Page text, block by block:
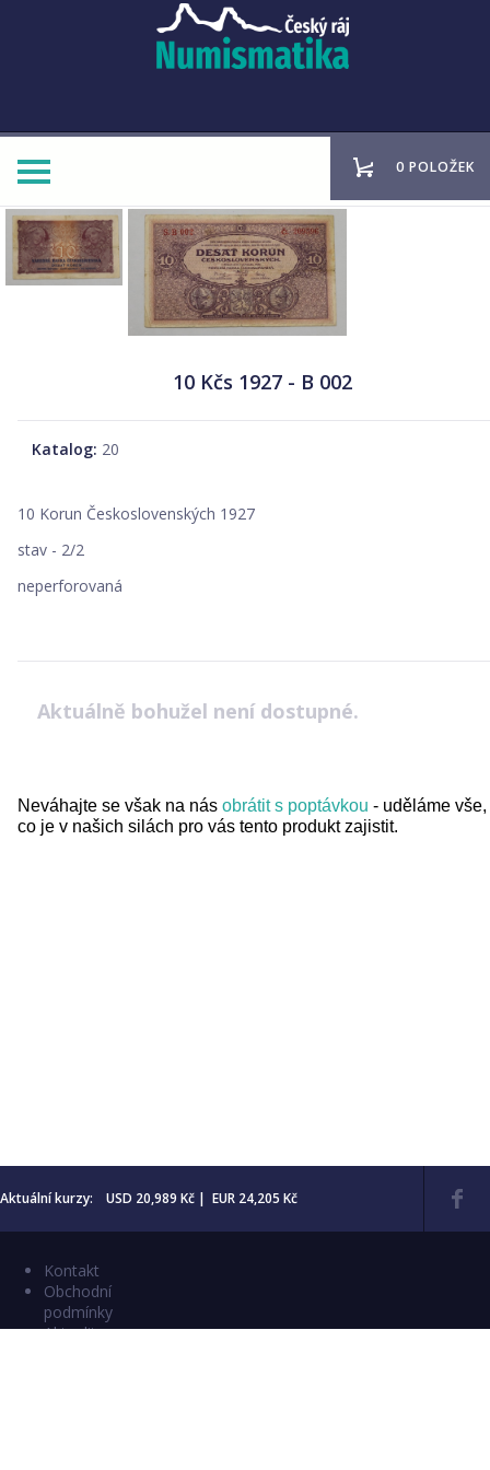
0 POLOŽEK
10 Kčs 1927 - B 002
Katalog: 20
10 Korun Československých 1927
stav - 2/2
neperforovaná
Aktuálně bohužel není dostupné.
Neváhajte se však na nás obrátit s poptávkou - uděláme vše,
co je v našich silách pro vás tento produkt zajistit.
Aktuální kurzy: USD 20,989 Kč | EUR 24,205 Kč
Kontakt
Obchodní
podmínky
Aktuality